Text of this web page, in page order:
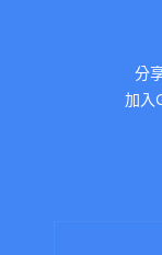
分
加入